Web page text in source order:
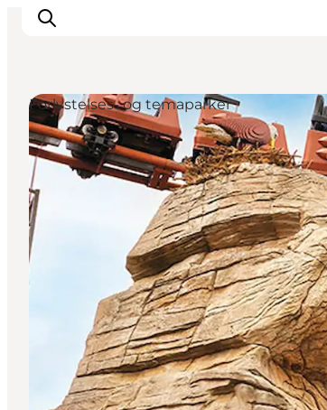
LEGOLAND® Billund Resort
Byer
Det sker
Overnatning
Planlæg din rejse
Forlystelses- og temaparker